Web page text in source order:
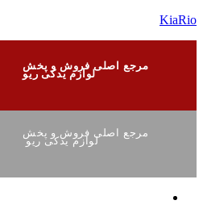
KiaRio
مرجع اصلی فروش و پخش
لوازم یدکی ریو
مرجع اصلی فروش و پخش
لوازم یدکی ریو